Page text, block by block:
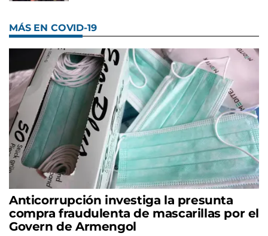
MÁS EN COVID-19
Anticorrupción investiga la presunta
compra fraudulenta de mascarillas por el
Govern de Armengol